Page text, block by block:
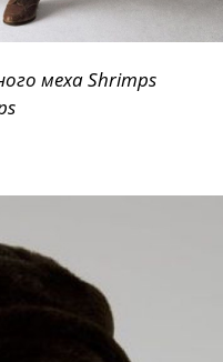
меха Shrimps